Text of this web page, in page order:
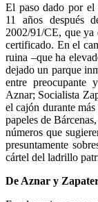
El paso dado por el
11 años después
2002/91/CE, que ya
certificado. En el
ruina –que ha
dejado un parque
entre preocupante
Aznar; Socialista
el cajón durante
papeles de
números que
presuntamente
cártel del ladrillo
De Aznar y